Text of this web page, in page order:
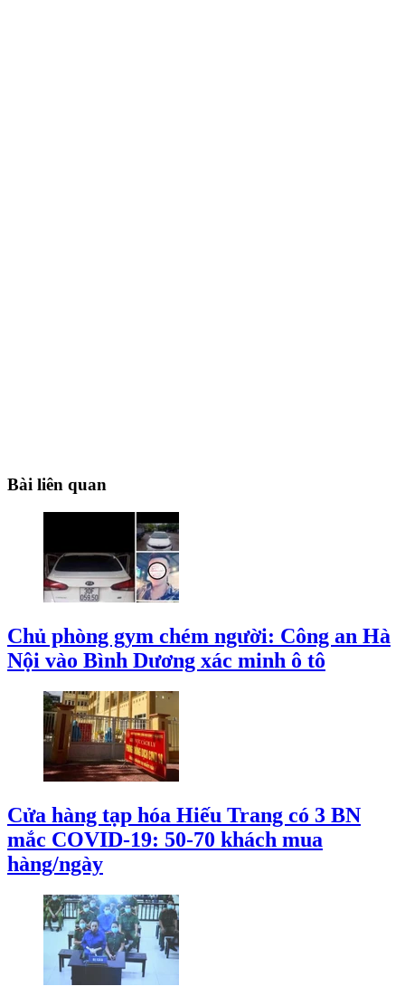
Bài liên quan
Chủ phòng gym chém người: Công an Hà
Nội vào Bình Dương xác minh ô tô
Cửa hàng tạp hóa Hiếu Trang có 3 BN
mắc COVID-19: 50-70 khách mua
hàng/ngày